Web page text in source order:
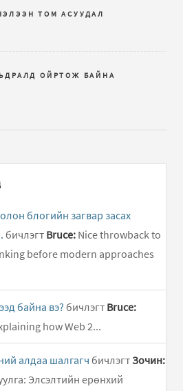
ТОМ АСУУДАЛ
ОЙРТОЖ БАЙНА
блогийн загвар засах
бичлэгт Bruce: Nice throwback to
before modern approaches
байна вэ? бичлэгт Bruce:
how Web 2...
алдаа шалгагч бичлэгтЗочин:
Элсэлтийн ерөнхий